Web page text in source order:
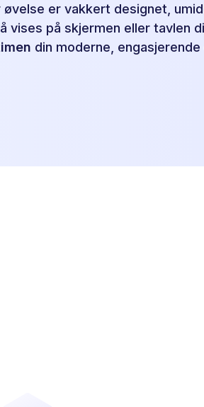
øvelse er vakkert designet,
vises på skjermen eller tavlen
din moderne, engasjerende